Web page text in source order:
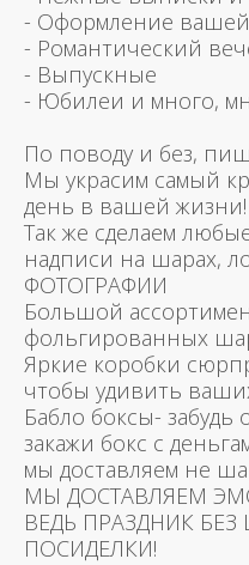
- Оформление
- Романтический
- Выпускные
- Юбилеи и много,
По поводу и без,
Мы украсим самый
день в вашей жизни!
Так же сделаем
надписи на шарах,
ФОТОГРАФИИ
Большой
фольгированных
Яркие коробки
чтобы удивить
Бабло боксы- забудь
закажи бокс с
мы доставляем не
МЫ ДОСТАВЛЯЕМ
ВЕДЬ ПРАЗДНИК
ПОСИДЕЛКИ!